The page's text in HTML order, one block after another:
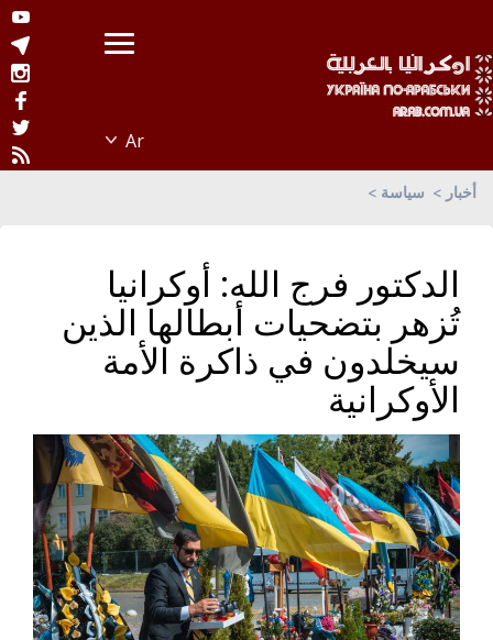
أخبار سياسة
الدكتور فرج الله: أوكرانيا
تُزهر بتضحيات أبطالها الذين
سيخلدون في ذاكرة الأمة
الأوكرانية